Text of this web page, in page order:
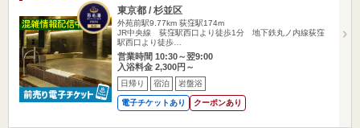
東京都 / 杉並区
外苑前駅9.77km 荻窪駅174m
JR中央線 荻窪駅西口より徒歩1分 地下鉄丸ノ内線荻窪
駅西口より徒歩…
営業時間 10:30～翌9:00
入浴料金 2,300円～
日帰り 宿泊 岩盤浴
電子チケットあり クーポンあり